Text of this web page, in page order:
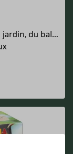
et de la maison